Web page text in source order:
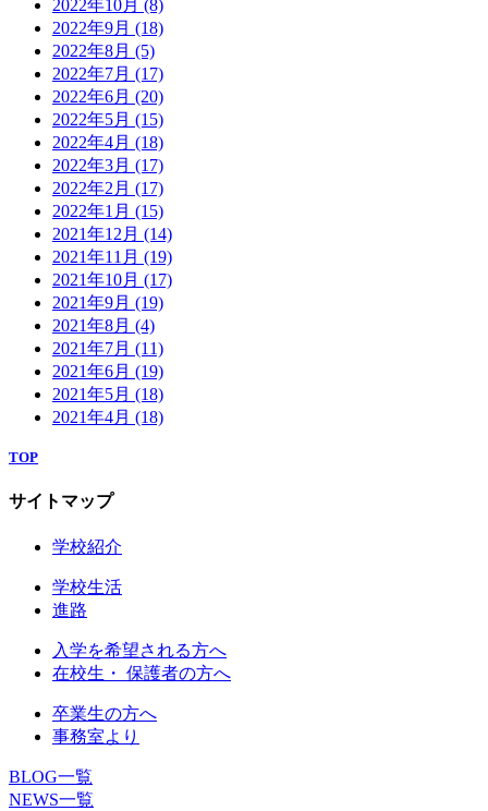
2022年10月 (8)
2022年9月 (18)
2022年8月 (5)
2022年7月 (17)
2022年6月 (20)
2022年5月 (15)
2022年4月 (18)
2022年3月 (17)
2022年2月 (17)
2022年1月 (15)
2021年12月 (14)
2021年11月 (19)
2021年10月 (17)
2021年9月 (19)
2021年8月 (4)
2021年7月 (11)
2021年6月 (19)
2021年5月 (18)
2021年4月 (18)
TOP
サイトマップ
学校紹介
学校生活
進路
入学を希望される方へ
在校生・ 保護者の方へ
卒業生の方へ
事務室より
BLOG一覧
NEWS一覧